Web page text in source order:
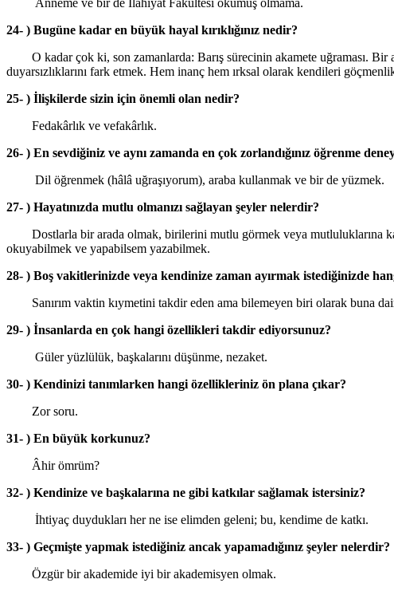
Anneme ve bir de İlahiyat Fakültesi okumuş olmama.
24- ) Bugüne kadar en büyük hayal kırıklığınız nedir?
O kadar çok ki, son zamanlarda: Barış sürecinin akamete uğraması. Bir
duyarsızlıklarını fark etmek. Hem inanç hem ırksal olarak kendileri
25- ) İlişkilerde sizin için önemli olan nedir?
Fedakârlık ve vefakârlık.
26- ) En sevdiğiniz ve aynı zamanda en çok zorlandığınız öğrenme
Dil öğrenmek (hâlâ uğraşıyorum), araba kullanmak ve bir de yüzmek.
27- ) Hayatınızda mutlu olmanızı sağlayan şeyler nelerdir?
Dostlarla bir arada olmak, birilerini mutlu görmek veya mutluluklarına
okuyabilmek ve yapabilsem yazabilmek.
28- ) Boş vakitlerinizde veya kendinize zaman ayırmak istediğinizde
Sanırım vaktin kıymetini takdir eden ama bilemeyen biri olarak buna
29- ) İnsanlarda en çok hangi özellikleri takdir ediyorsunuz?
Güler yüzlülük, başkalarını düşünme, nezaket.
30- ) Kendinizi tanımlarken hangi özellikleriniz ön plana çıkar?
Zor soru.
31- ) En büyük korkunuz?
Âhir ömrüm?
32- ) Kendinize ve başkalarına ne gibi katkılar sağlamak istersiniz?
İhtiyaç duydukları her ne ise elimden geleni; bu, kendime de katkı.
33- ) Geçmişte yapmak istediğiniz ancak yapamadığınız şeyler nelerdir?
Özgür bir akademide iyi bir akademisyen olmak.